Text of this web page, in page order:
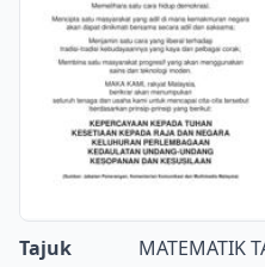
Tajuk
MATEMATIK